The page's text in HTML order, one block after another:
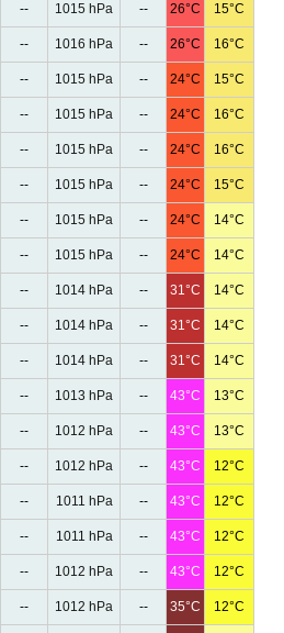
-- 1015 hPa -- 26°C 15°C
-- 1016 hPa -- 26°C 16°C
-- 1015 hPa -- 24°C 15°C
-- 1015 hPa -- 24°C 16°C
-- 1015 hPa -- 24°C 16°C
-- 1015 hPa -- 24°C 15°C
-- 1015 hPa -- 24°C 14°C
-- 1015 hPa -- 24°C 14°C
-- 1014 hPa -- 31°C 14°C
-- 1014 hPa -- 31°C 14°C
-- 1014 hPa -- 31°C 14°C
-- 1013 hPa -- 43°C 13°C
-- 1012 hPa -- 43°C 13°C
-- 1012 hPa -- 43°C 12°C
-- 1011 hPa -- 43°C 12°C
-- 1011 hPa -- 43°C 12°C
-- 1012 hPa -- 43°C 12°C
-- 1012 hPa -- 35°C 12°C